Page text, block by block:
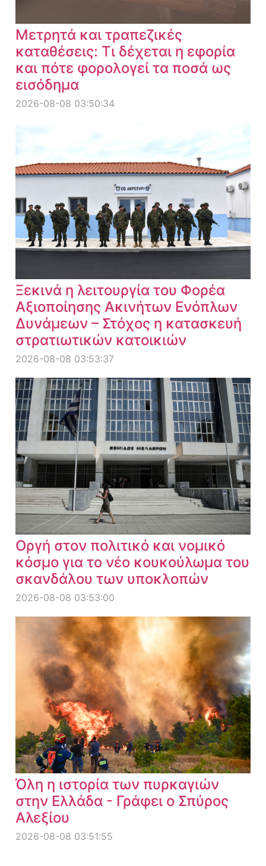
Μετρητά και τραπεζικές
καταθέσεις: Τι δέχεται η εφορία
και πότε φορολογεί τα ποσά ως
εισόδημα
2026-08-08 03:50:34
Ξεκινά η λειτουργία του Φορέα
Αξιοποίησης Ακινήτων Ενόπλων
Δυνάμεων – Στόχος η κατασκευή
στρατιωτικών κατοικιών
2026-08-08 03:53:37
Οργή στον πολιτικό και νομικό
κόσμο για το νέο κουκούλωμα του
σκανδάλου των υποκλοπών
2026-08-08 03:53:00
Όλη η ιστορία των πυρκαγιών
στην Ελλάδα - Γράφει ο Σπύρος
Αλεξίου
2026-08-08 03:51:55